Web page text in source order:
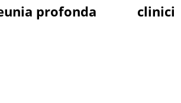
profonda
clinici